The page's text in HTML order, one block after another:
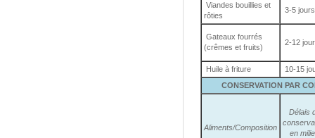
Viandes bouillies et
rôties
3-5 jours
Gateaux fourrés
(crêmes et fruits)
2-12
Huile à friture
10-15
CONSERVATION PAR
Aliments/Composition
Délais
en